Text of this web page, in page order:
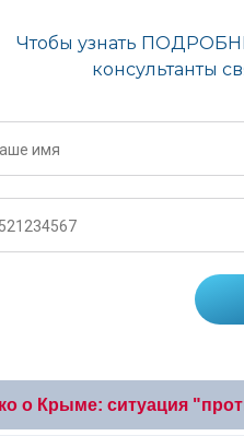
о Крыме: ситуация